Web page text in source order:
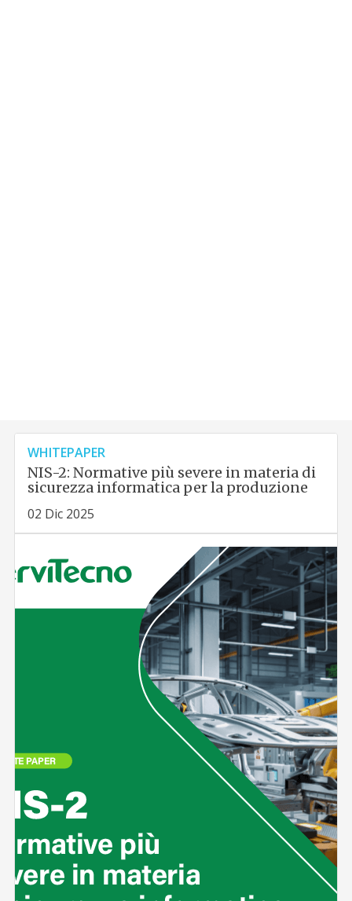
WHITEPAPER
NIS-2: Normative più severe in materia di
sicurezza informatica per la produzione
02 Dic 2025